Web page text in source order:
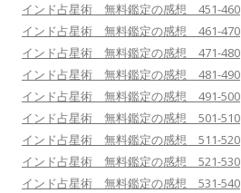
インド占星術 無料鑑定の感想 451-460
インド占星術 無料鑑定の感想 461-470
インド占星術 無料鑑定の感想 471-480
インド占星術 無料鑑定の感想 481-490
インド占星術 無料鑑定の感想 491-500
インド占星術 無料鑑定の感想 501-510
インド占星術 無料鑑定の感想 511-520
インド占星術 無料鑑定の感想 521-530
インド占星術 無料鑑定の感想 531-540